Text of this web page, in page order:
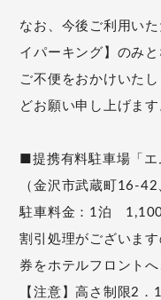
なお、今後ご利用い
イパーキング】のみと
ご不便をおかけいた
どお願い申し上げます
■提携有料駐車場「エ
（金沢市武蔵町16-
駐車料金：1泊
割引処理がございま
券をホテルフロントへ
【注意】高さ制限2